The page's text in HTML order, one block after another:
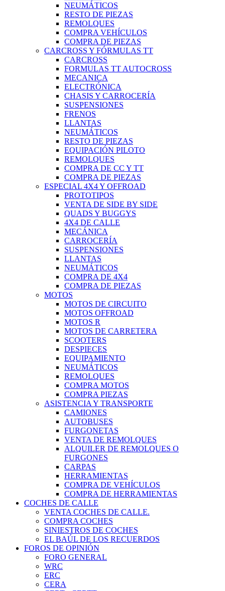
NEUMÁTICOS
RESTO DE PIEZAS
REMOLQUES
COMPRA VEHÍCULOS
COMPRA DE PIEZAS
CARCROSS Y FÓRMULAS TT
CARCROSS
FORMULAS TT AUTOCROSS
MECANICA
ELECTRÓNICA
CHASIS Y CARROCERÍA
SUSPENSIONES
FRENOS
LLANTAS
NEUMÁTICOS
RESTO DE PIEZAS
EQUIPACIÓN PILOTO
REMOLQUES
COMPRA DE CC Y TT
COMPRA DE PIEZAS
ESPECIAL 4X4 Y OFFROAD
PROTOTIPOS
VENTA DE SIDE BY SIDE
QUADS Y BUGGYS
4X4 DE CALLE
MECÁNICA
CARROCERÍA
SUSPENSIONES
LLANTAS
NEUMÁTICOS
COMPRA DE 4X4
COMPRA DE PIEZAS
MOTOS
MOTOS DE CIRCUITO
MOTOS OFFROAD
MOTOS R
MOTOS DE CARRETERA
SCOOTERS
DESPIECES
EQUIPAMIENTO
NEUMÁTICOS
REMOLQUES
COMPRA MOTOS
COMPRA PIEZAS
ASISTENCIA Y TRANSPORTE
CAMIONES
AUTOBUSES
FURGONETAS
VENTA DE REMOLQUES
ALQUILER DE REMOLQUES O
FURGONES
CARPAS
HERRAMIENTAS
COMPRA DE VEHÍCULOS
COMPRA DE HERRAMIENTAS
COCHES DE CALLE
VENTA COCHES DE CALLE.
COMPRA COCHES
SINIESTROS DE COCHES
EL BAÚL DE LOS RECUERDOS
FOROS DE OPINIÓN
FORO GENERAL
WRC
ERC
CERA